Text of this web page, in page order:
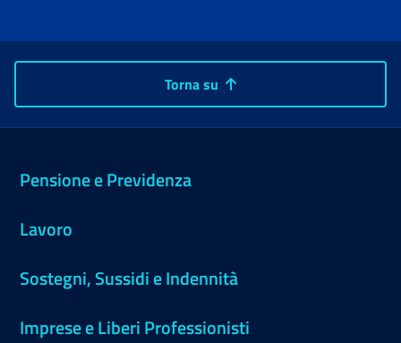
Torna su
Pensione e Previdenza
Lavoro
Sostegni, Sussidi e Indennità
Imprese e Liberi Professionisti